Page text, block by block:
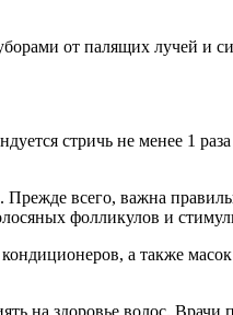
от палящих лучей и
стричь не менее 1
всего, важна
фолликулов и
а также
на здоровье волос. Врачи